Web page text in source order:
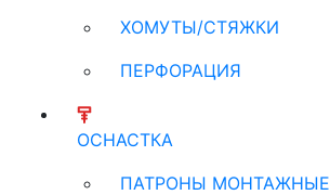
ХОМУТЫ/СТЯЖКИ
ПЕРФОРАЦИЯ
ОСНАСТКА
ПАТРОНЫ МОНТАЖНЫЕ